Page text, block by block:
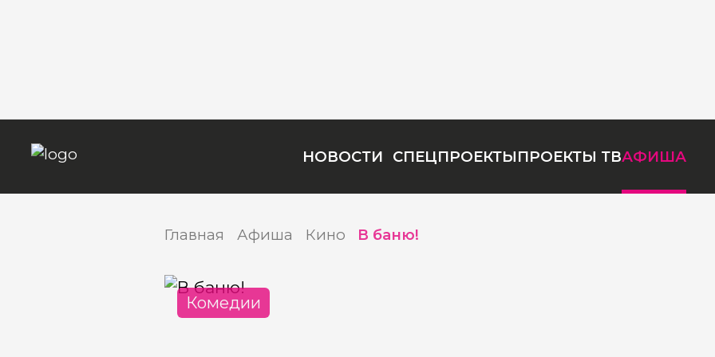
НОВОСТИ СПЕЦПРОЕКТЫПРОЕКТЫ ТВАФИША
Главная Афиша Кино В баню!
Комедии